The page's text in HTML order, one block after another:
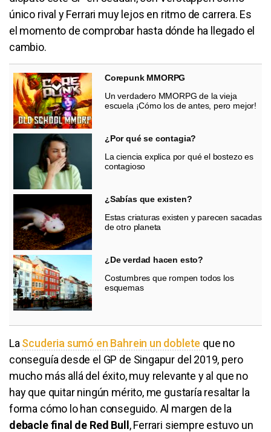
único rival y Ferrari muy lejos en ritmo de carrera. Es
el momento de comprobar hasta dónde ha llegado el
cambio.
Corepunk MMORPG
Un verdadero MMORPG de la vieja
escuela ¡Cómo los de antes, pero mejor!
¿Por qué se contagia?
La ciencia explica por qué el bostezo es
contagioso
¿Sabías que existen?
Estas criaturas existen y parecen sacadas
de otro planeta
¿De verdad hacen esto?
Costumbres que rompen todos los
esquemas
La Scuderia sumó en Bahrein un doblete que no
conseguía desde el GP de Singapur del 2019, pero
mucho más allá del éxito, muy relevante y al que no
hay que quitar ningún mérito, me gustaría resaltar la
forma cómo lo han conseguido. Al margen de la
debacle final de Red Bull, Ferrari siempre estuvo un